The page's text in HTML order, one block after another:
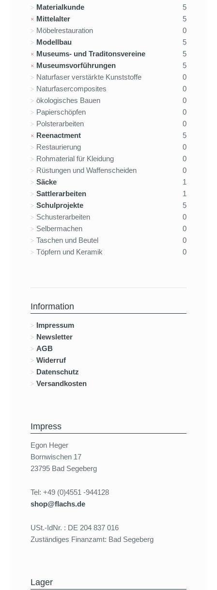
Materialkunde
5
Mittelalter
5
Möbelrestauration
0
Modellbau
5
Museums- und Traditonsvereine
5
Museumsvorführungen
5
Naturfaser verstärkte Kunststoffe
0
Naturfasercomposites
0
ökologisches Bauen
0
Papierschöpfen
0
Polsterarbeiten
0
Reenactment
5
Restaurierung
0
Rohmaterial für Kleidung
0
Rüstungen und Waffenscheiden
0
Säcke
1
Sattlerarbeiten
1
Schulprojekte
5
Schusterarbeiten
0
Selbermachen
0
Taschen und Beutel
0
Töpfern und Keramik
0
Information
Impressum
Newsletter
AGB
Widerruf
Datenschutz
Versandkosten
Impress
Egon Heger
Bornwischen 17
23795 Bad Segeberg
Tel: +49 (0)4551 -944128
shop@flachs.de
USt.-IdNr. : DE 204 837 016
Zuständiges Finanzamt: Bad Segeberg
Lager